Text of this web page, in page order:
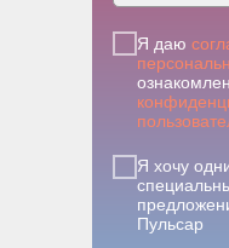
Я даю
Я хочу
Пульсар